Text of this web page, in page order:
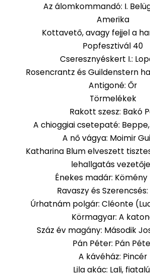
Az álomkommandó: I.
Amerika
Kottavető, avagy fejjel a
Popfesztivál 40
Cseresznyéskert I.:
Rosencrantz és Guildenstern
Antigoné: Őr
Törmelékek
Rakott szesz: Bakó
A chioggiai csetepaté:
A nő vágya: Moimir
Katharina Blum elveszett
lehallgatás
Énekes madár: Kömény
Ravaszy és
Úrhatnám polgár: Cléonte
Körmagyar: A
Száz év magány: Második
Pán Péter: Pán
A kávéház: Pincér
Lila akác: Lali,